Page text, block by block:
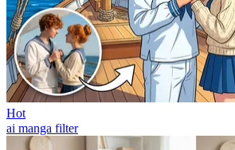
Hot
ai manga filter